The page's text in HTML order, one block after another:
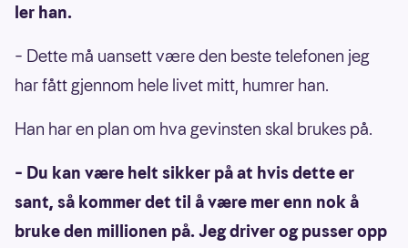
ler han.
– Dette må uansett være den beste telefonen jeg
har fått gjennom hele livet mitt, humrer han.
Han har en plan om hva gevinsten skal brukes på.
– Du kan være helt sikker på at hvis dette er
sant, så kommer det til å være mer enn nok å
bruke den millionen på. Jeg driver og pusser opp